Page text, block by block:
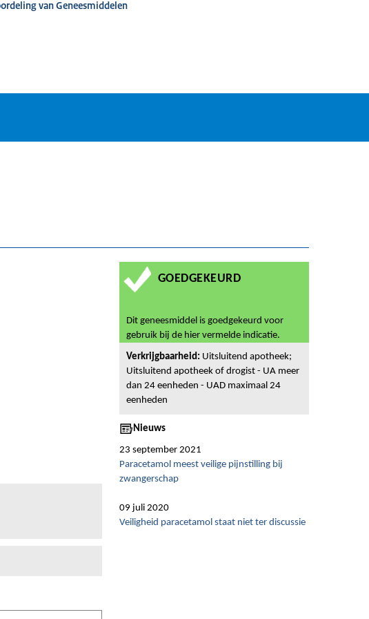
van Geneesmiddelen
GOEDGEKEURD
Dit geneesmiddel is goedgekeurd voor
gebruik bij de hier vermelde indicatie.
Verkrijgbaarheid: Uitsluitend apotheek;
Uitsluitend apotheek of drogist - UA meer
dan 24 eenheden - UAD maximaal 24
eenheden
Nieuws
23 september 2021
Paracetamol meest veilige pijnstilling bij
zwangerschap
09 juli 2020
Veiligheid paracetamol staat niet ter discussie